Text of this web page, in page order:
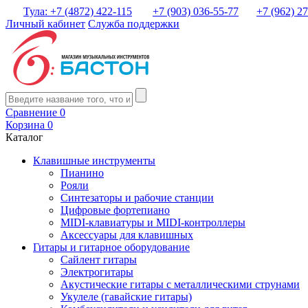
Тула: +7 (4872) 422-115 +7 (903) 036-55-77
+7 (962)
Личный кабинет Служба поддержки
Сравнение 0
Корзина 0
Каталог
Клавишные инструменты
Пианино
Рояли
Синтезаторы и рабочие станции
Цифровые фортепиано
MIDI-клавиатуры и MIDI-контроллеры
Аксессуары для клавишных
Гитары и гитарное оборудование
Сайлент гитары
Электрогитары
Акустические гитары с металлическими струнами
Укулеле (гавайские гитары)